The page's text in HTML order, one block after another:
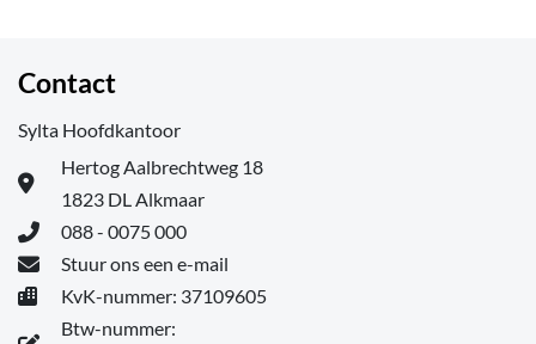
Contact
Sylta Hoofdkantoor
Hertog Aalbrechtweg 18
1823 DL Alkmaar
088 - 0075 000
Stuur ons een e-mail
KvK-nummer: 37109605
Btw-nummer: